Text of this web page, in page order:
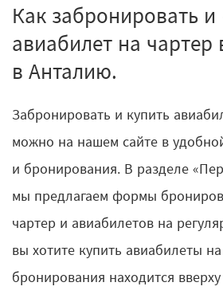
Как забронировать и
авиабилет на
в Анталию.
Забронировать и купить
можно на нашем сайте в
и бронирования. В разделе
мы предлагаем формы
чартер и авиабилетов на
вы хотите купить авиабилеты
бронирования находится